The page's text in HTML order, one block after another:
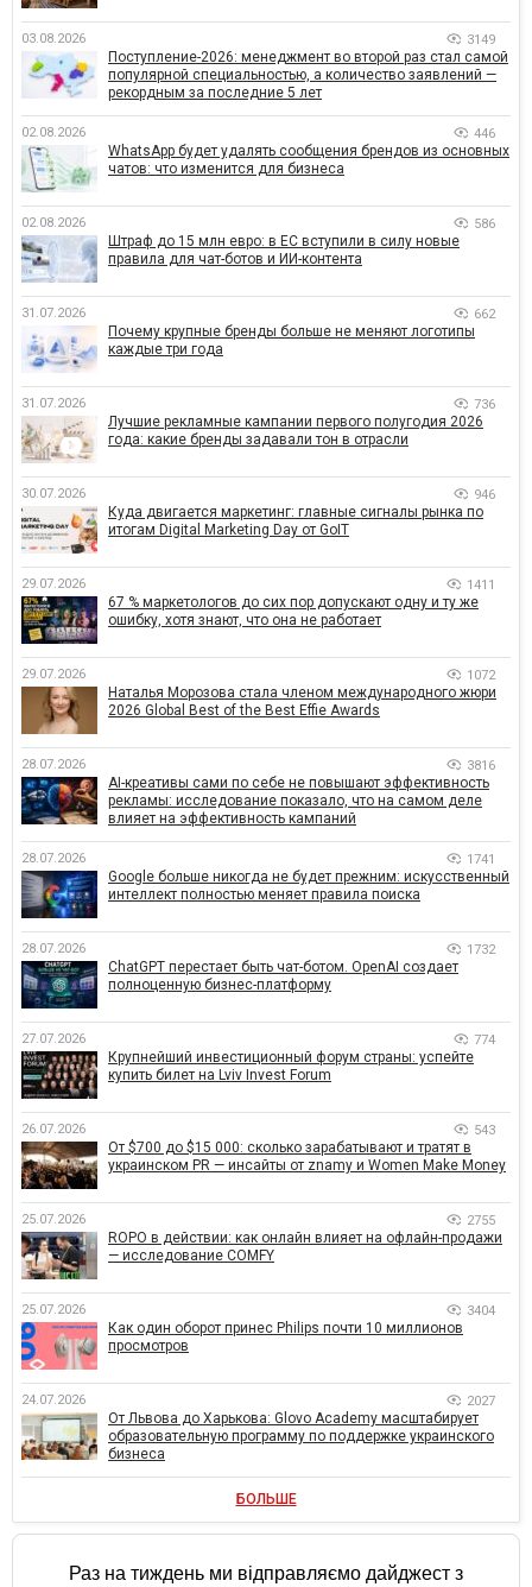
03.08.2026 3149
Поступление-2026: менеджмент во второй раз стал самой
популярной специальностью, а количество заявлений —
рекордным за последние 5 лет
02.08.2026 446
WhatsApp будет удалять сообщения брендов из основных
чатов: что изменится для бизнеса
02.08.2026 586
Штраф до 15 млн евро: в ЕС вступили в силу новые
правила для чат-ботов и ИИ-контента
31.07.2026 662
Почему крупные бренды больше не меняют логотипы
каждые три года
31.07.2026 736
Лучшие рекламные кампании первого полугодия 2026
года: какие бренды задавали тон в отрасли
30.07.2026 946
Куда двигается маркетинг: главные сигналы рынка по
итогам Digital Marketing Day от GoIT
29.07.2026 1411
67 % маркетологов до сих пор допускают одну и ту же
ошибку, хотя знают, что она не работает
29.07.2026 1072
Наталья Морозова стала членом международного жюри
2026 Global Best of the Best Effie Awards
28.07.2026 3816
AI-креативы сами по себе не повышают эффективность
рекламы: исследование показало, что на самом деле
влияет на эффективность кампаний
28.07.2026 1741
Google больше никогда не будет прежним: искусственный
интеллект полностью меняет правила поиска
28.07.2026 1732
ChatGPT перестает быть чат-ботом. OpenAI создает
полноценную бизнес-платформу
27.07.2026 774
Крупнейший инвестиционный форум страны: успейте
купить билет на Lviv Invest Forum
26.07.2026 543
От $700 до $15 000: сколько зарабатывают и тратят в
украинском PR — инсайты от znamy и Women Make Money
25.07.2026 2755
ROPO в действии: как онлайн влияет на офлайн-продажи
— исследование COMFY
25.07.2026 3404
Как один оборот принес Philips почти 10 миллионов
просмотров
24.07.2026 2027
От Львова до Харькова: Glovo Academy масштабирует
образовательную программу по поддержке украинского
бизнеса
БОЛЬШЕ
Раз на тиждень ми відправляємо дайджест з